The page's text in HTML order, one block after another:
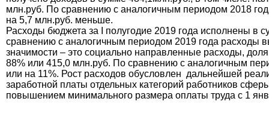
млн.руб. По сравнению с аналогичным периодом 2018
на 5,7 млн.руб. меньше.
Расходы бюджета за I полугодие 2019 года исполнены
сравнению с аналогичным периодом 2019 года расходы
значимости – это социально направленные расходы,
88% или 415,0 млн.руб. По сравнению с аналогичным
или на 11%. Рост расходов обусловлен дальнейшей
заработной платы отдельных категорий работников
повышением минимального размера оплаты труда с 1